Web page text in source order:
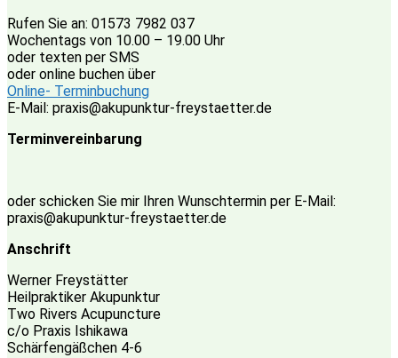
Rufen Sie an: 01573 7982 037
Wochentags von 10.00 – 19.00 Uhr
oder texten per SMS
oder online buchen über
Online- Terminbuchung
E-Mail: praxis@akupunktur-freystaetter.de
Terminvereinbarung
oder schicken Sie mir Ihren Wunschtermin per E-Mail:
praxis@akupunktur-freystaetter.de
Anschrift
Werner Freystätter
Heilpraktiker Akupunktur
Two Rivers Acupuncture
c/o Praxis Ishikawa
Schärfengäßchen 4-6